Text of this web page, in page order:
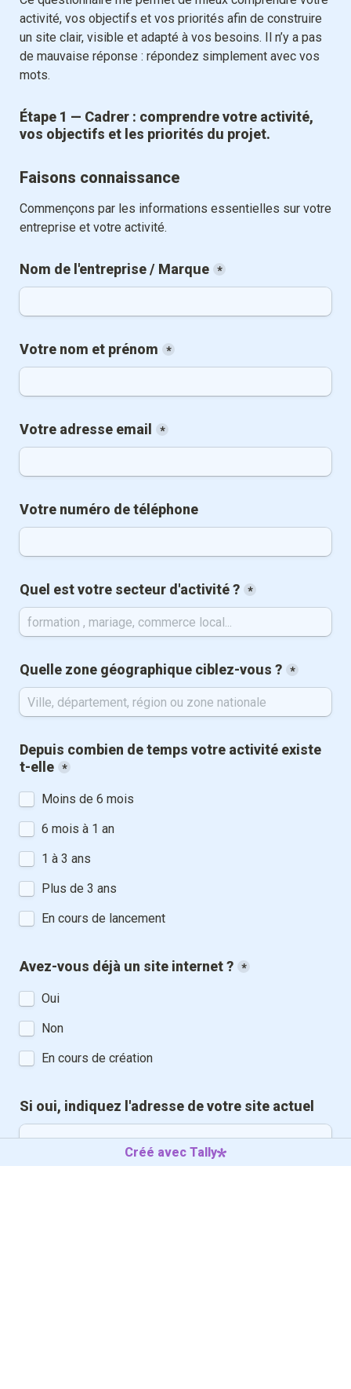
activité, vos objectifs et vos priorités afin de construire
un site clair, visible et adapté à vos besoins. Il n’y a pas
de mauvaise réponse : répondez simplement avec vos
mots.
Étape 1 — Cadrer : comprendre votre activité,
vos objectifs et les priorités du projet.
Faisons connaissance
Commençons par les informations essentielles sur votre
entreprise et votre activité.
Nom de l'entreprise / Marque *
Votre nom et prénom *
Votre adresse email *
Votre numéro de téléphone
Quel est votre secteur d'activité ? *
Quelle zone géographique ciblez-vous ? *
Depuis combien de temps votre activité existe
t-elle
*
Moins de 6 mois
6 mois à 1 an
1 à 3 ans
Plus de 3 ans
En cours de lancement
Avez-vous déjà un site internet ? *
Oui
Non
En cours de création
Si oui, indiquez l'adresse de votre site actuel
Créé avec Tally